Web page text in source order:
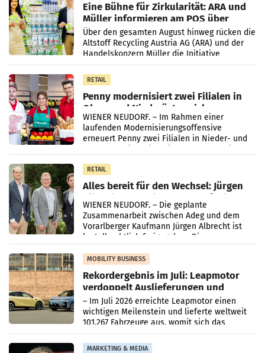
Eine Bühne für Zirkularität: ARA und
Müller informieren am POS über
Kreislauffähigkeit
Über den gesamten August hinweg rücken die
Altstoff Recycling Austria AG (ARA) und der
Handelskonzern Müller die Initiative
„Kreislauf-Helden“ in allen österreichischen
Müller-Filialen
RETAIL
Penny modernisiert zwei Filialen in
Ober- und Niederösterreich
WIENER NEUDORF. – Im Rahmen einer
laufenden Modernisierungsoffensive
erneuert Penny zwei Filialen in Nieder- und
RETAIL
Alles bereit für den Wechsel: Jürgen
Albrecht setzt ab 1.1.2027 auf Adeg
WIENER NEUDORF. – Die geplante
Zusammenarbeit zwischen Adeg und dem
Vorarlberger Kaufmann Jürgen Albrecht ist
kartellrechtlich freigegeben: Die
Bundeswettbewerbsbehörde und der
Bundeskartellanwalt
MOBILITY BUSINESS
Rekordergebnis im Juli: Leapmotor
verdoppelt Auslieferungen und
überschreitet die 100.000er-Marke
– Im Juli 2026 erreichte Leapmotor einen
wichtigen Meilenstein und lieferte weltweit
101.267 Fahrzeuge aus, womit sich das
Ergebnis gegenüber Juli 2025 mehr als
verdoppelte (+102
MARKETING & MEDIA